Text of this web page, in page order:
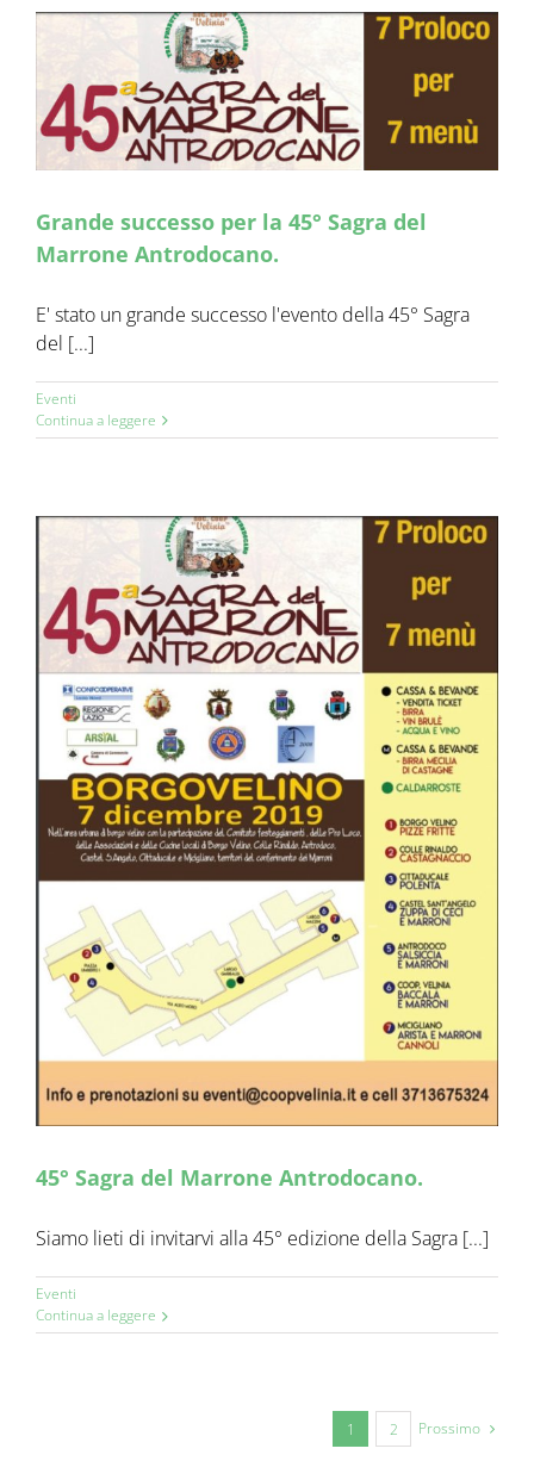
Grande successo per la 45° Sagra del
Marrone Antrodocano.
E' stato un grande successo l'evento della 45° Sagra
del [...]
Eventi
Continua a leggere
45° Sagra del Marrone Antrodocano.
Siamo lieti di invitarvi alla 45° edizione della Sagra [...]
Eventi
Continua a leggere
1 2 Prossimo